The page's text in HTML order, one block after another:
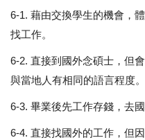
6-1. 藉由交換學生的機會，
找工作。
6-2. 直接到國外念碩士，但
與當地人有相同的語言程度。
6-3. 畢業後先工作存錢，去
6-4. 直接找國外的工作，但